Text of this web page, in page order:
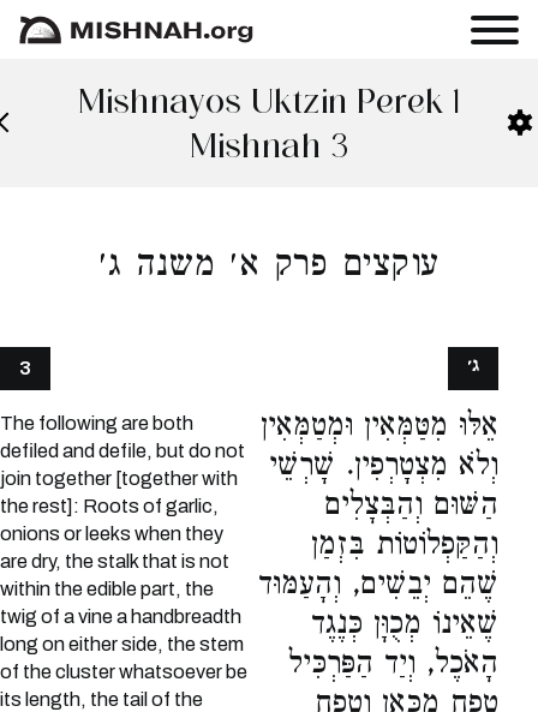
Mishnayos Uktzin Perek 1
Mishnah 3
עוקצים פרק א׳ משנה ג׳
3
The following are both
defiled and defile, but do not
join together [together with
the rest]: Roots of garlic,
onions or leeks when they
are dry, the stalk that is not
within the edible part, the
twig of a vine a handbreadth
long on either side, the stem
of the cluster whatsoever be
its length, the tail of the
אֵלּוּ מִטַּמְּאִין וּמְטַמְּאִין
וְלֹא מִצְטָרְפִין. שָׁרְשֵׁי
הַשּׁוּם וְהַבְּצָלִים
וְהַקַּפְלוֹטוֹת בִּזְמַן
שֶׁהֵם יְבֵשִׁים, וְהָעַמּוּד
שֶׁאֵינוֹ מְכֻוָּן כְּנֶגֶד
הָאֹכֶל, וְיַד הַפַּרְכִּיל
ג׳